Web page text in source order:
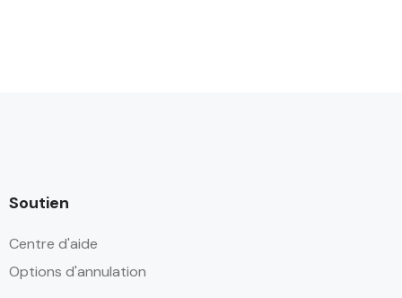
Soutien
Centre d'aide
Options d'annulation